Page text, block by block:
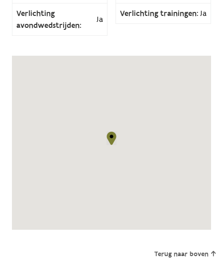
Verlichting
avondwedstrijden:
Ja
Verlichting trainingen: Ja
Terug naar boven